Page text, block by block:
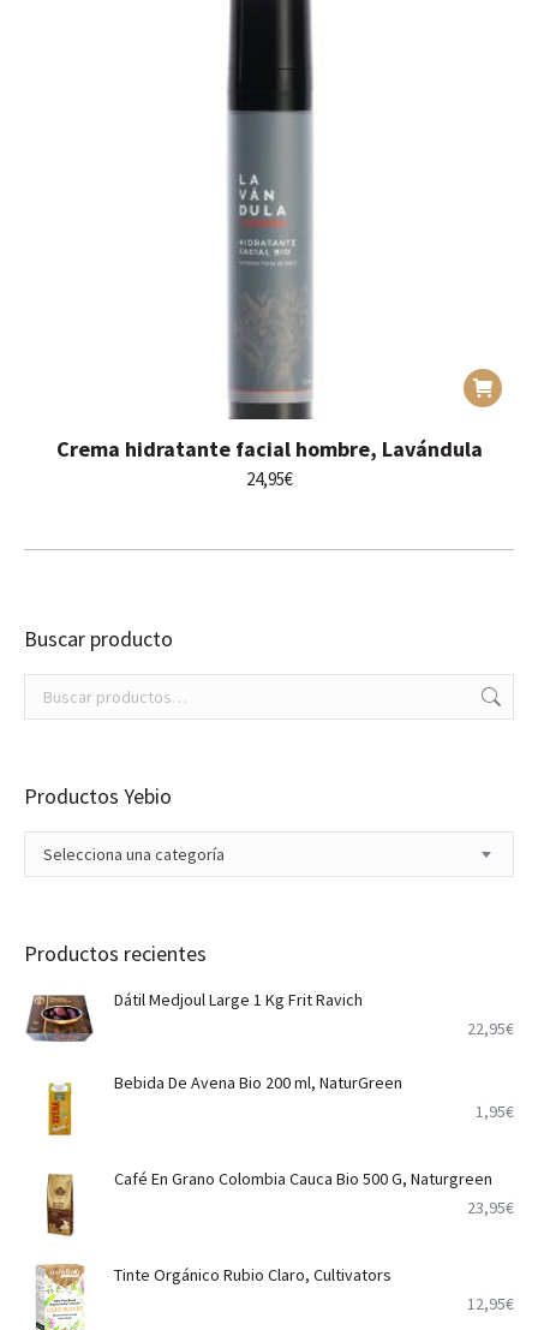
Crema hidratante facial hombre, Lavándula
24,95€
Buscar producto
Productos Yebio
Selecciona una categoría
Productos recientes
Dátil Medjoul Large 1 Kg Frit Ravich
22,95€
Bebida De Avena Bio 200 ml, NaturGreen
1,95€
Café En Grano Colombia Cauca Bio 500 G, Naturgreen
23,95€
Tinte Orgánico Rubio Claro, Cultivators
12,95€